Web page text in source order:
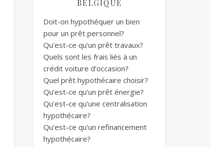
BELGIQUE
Doit-on hypothéquer un bien
pour un prêt personnel?
Qu’est-ce qu’un prêt travaux?
Quels sont les frais liés à un
crédit voiture d’occasion?
Quel prêt hypothécaire choisir?
Qu’est-ce qu’un prêt énergie?
Qu’est-ce qu’une centralisation
hypothécaire?
Qu’est-ce qu’un refinancement
hypothécaire?